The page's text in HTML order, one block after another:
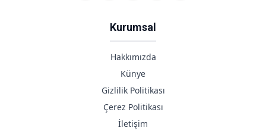
Kurumsal
Hakkımızda
Künye
Gizlilik Politikası
Çerez Politikası
İletişim